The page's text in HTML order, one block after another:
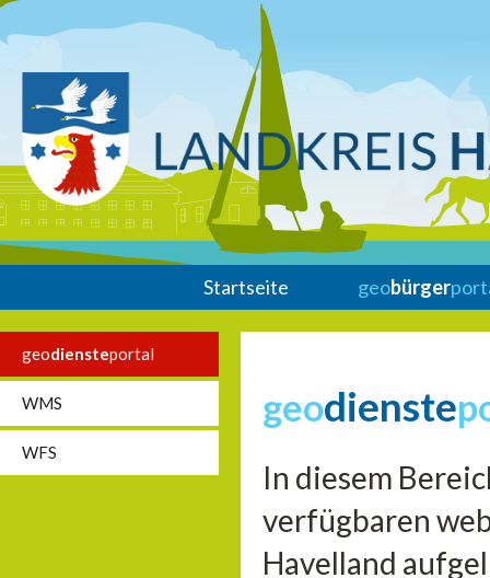
Startseite geobürger
geodiensteportal
WMS
WFS
geodienste
In diesem
verfügbaren
Havelland